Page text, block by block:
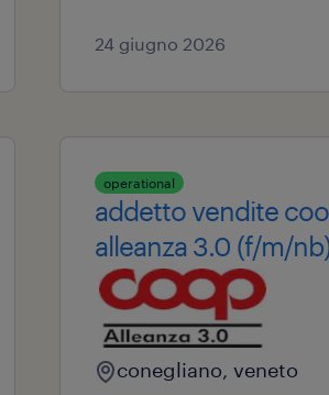
24 giugno 2026
operational
addetto vendite
alleanza 3.0 (f/m/
conegliano, veneto